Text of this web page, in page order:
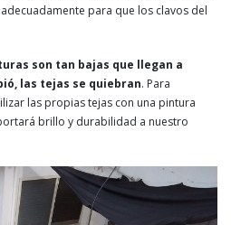
para que los clavos del
son tan bajas que llegan a
las tejas se quiebran. Para
las propias tejas con una pintura
brillo y durabilidad a nuestro